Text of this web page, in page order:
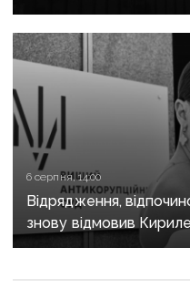
поранені
6 серпня, 14:00
Відрядження,
знову відмовив